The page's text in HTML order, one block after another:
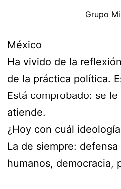
Grupo
México
Ha vivido de la
de la práctica política.
Está comprobado: se
atiende.
¿Hoy con cuál
La de siempre:
humanos, democracia,